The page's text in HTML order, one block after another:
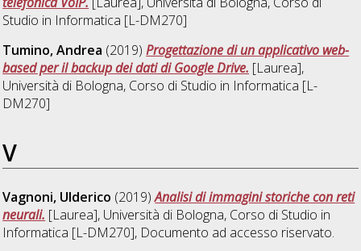
Studio in Informatica [L-DM270]
Tumino, Andrea (2019)Progettazione di un applicativo web-
based per il backup dei dati di Google Drive. [Laurea],
Università di Bologna, Corso di Studio in Informatica [L-
DM270]
V
Vagnoni, Ulderico (2019)Analisi di immagini storiche con reti
neurali. [Laurea], Università di Bologna, Corso di Studio in
Informatica [L-DM270], Documento ad accesso riservato.